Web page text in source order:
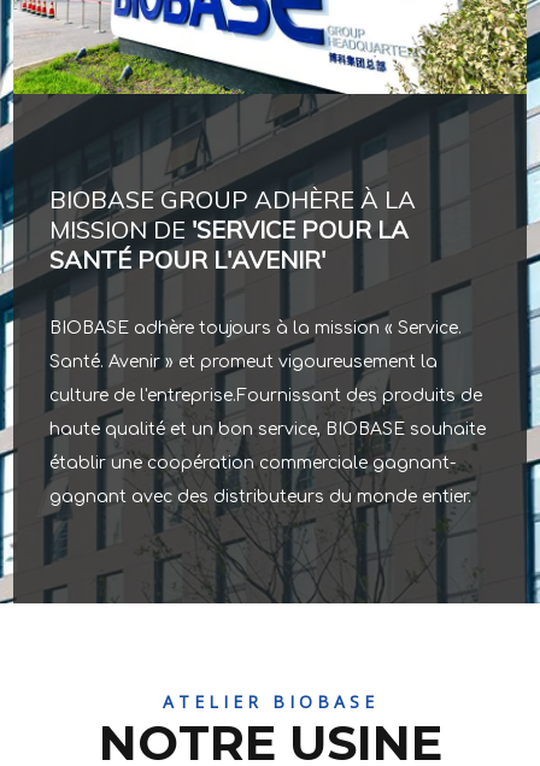
BIOBASE GROUP ADHÈRE À LA
MISSION DE 'SERVICE POUR LA
SANTÉ POUR L'AVENIR'
BIOBASE adhère toujours à la mission « Service.
Santé. Avenir » et promeut vigoureusement la
culture de l'entreprise.Fournissant des produits de
haute qualité et un bon service, BIOBASE souhaite
établir une coopération commerciale gagnant-
gagnant avec des distributeurs du monde entier.
ATELIER BIOBASE
NOTRE USINE